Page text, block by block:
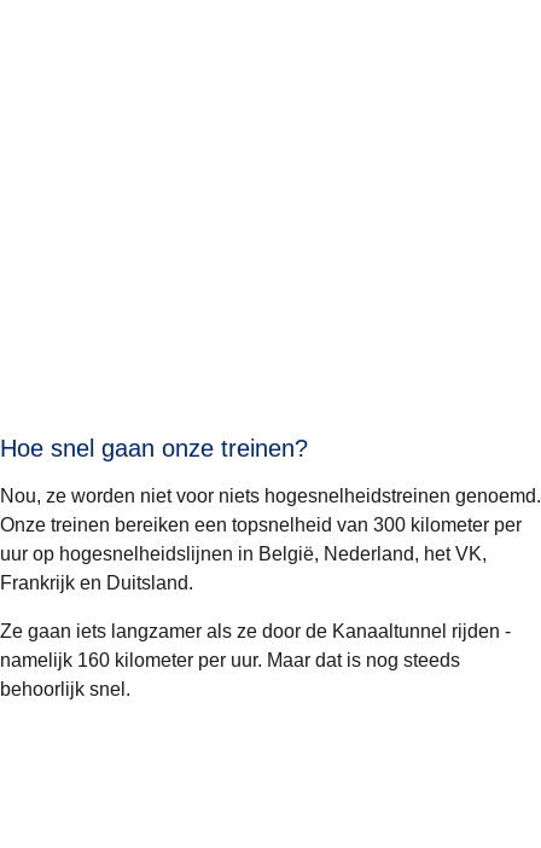
Hoe snel gaan onze treinen?
Nou, ze worden niet voor niets hogesnelheidstreinen genoemd.
Onze treinen bereiken een topsnelheid van 300 kilometer per
uur op hogesnelheidslijnen in België, Nederland, het VK,
Frankrijk en Duitsland.
Ze gaan iets langzamer als ze door de Kanaaltunnel rijden -
namelijk 160 kilometer per uur. Maar dat is nog steeds
behoorlijk snel.